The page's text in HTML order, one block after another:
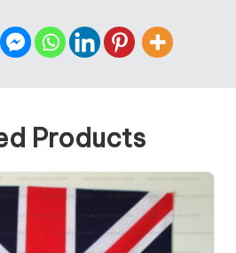
Products